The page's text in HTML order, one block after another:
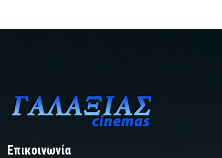
Επικοινωνία